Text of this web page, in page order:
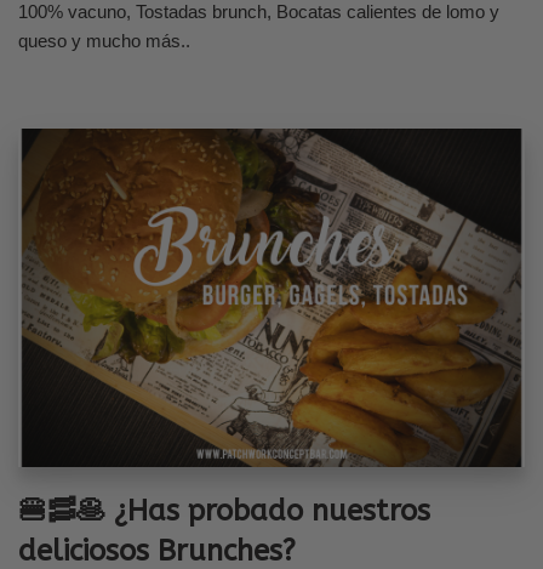
100% vacuno, Tostadas brunch, Bocatas calientes de lomo y
queso y mucho más..
🍔🥓🥞 ¿Has probado nuestros
deliciosos Brunches?